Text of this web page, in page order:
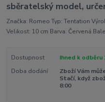
sběratelský model,
Značka: Romeo Typ: Tentation
Velikost: 10 cm Barva: Červená
Dostupnost
Ihned k odběru
Doba dodání
Zboží Vám
Stačí, když
8:00